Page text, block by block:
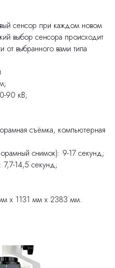
сенсор при каждом новом
выбор сенсора происходит
от выбранного вами типа
90 кВ;
съёмка, компьютерная
снимок): 9-17 секунд;
7,7-14,5 секунд;
х 1131 мм х 2383 мм.